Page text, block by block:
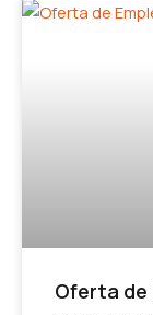
Oferta de